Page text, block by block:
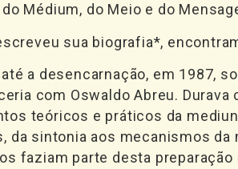
Médium, do Meio e do
sua biografia*,
a desencarnação, em 1987,
com Oswaldo Abreu. Durava
teóricos e práticos da
sintonia aos mecanismos da
faziam parte desta